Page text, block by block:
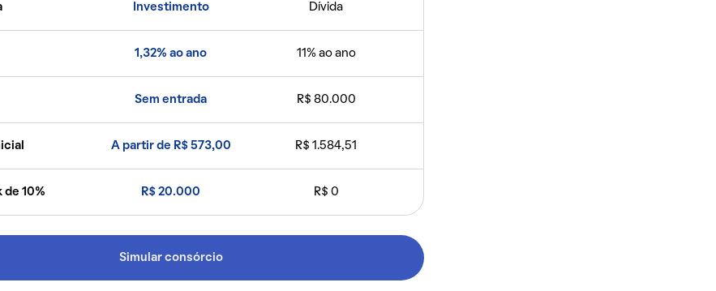
Investimento Dívida
1,32% ao ano 11% ao ano
Sem entrada R$ 80.000
A partir de R$ 573,00 R$ 1.584,51
de 10% R$ 20.000 R$ 0
Simular consórcio